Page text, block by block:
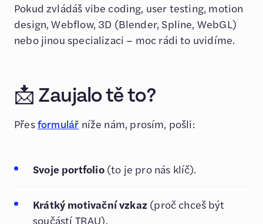
Pokud zvládáš vibe coding, user testing, motion
design, Webflow, 3D (Blender, Spline, WebGL)
nebo jinou specializaci – moc rádi to uvidíme.
📩 Zaujalo tě to?
Přesformulář níže nám, prosím, pošli:
Svoje portfolio(to je pro nás klíč).
Krátký motivační vzkaz(proč chceš být
součástí TRAU).